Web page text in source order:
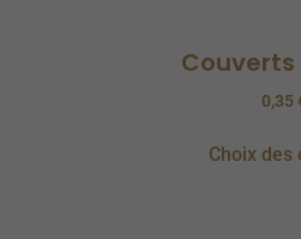
0,35
Choix des